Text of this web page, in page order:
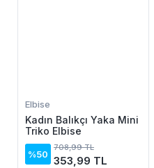
Elbise
Kadın Balıkçı Yaka Mini
Triko Elbise
%50
708,99 TL
353,99 TL